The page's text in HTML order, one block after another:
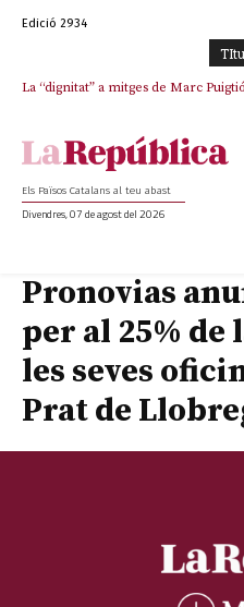
Edició 2934
La “dignitat” a mitges de Marc
Junts exigeix que Catalunya
Els Països Catalans al teu abast
Divendres, 07 de agost del 2026
Pronovias
per al 25%
les seves
Prat de